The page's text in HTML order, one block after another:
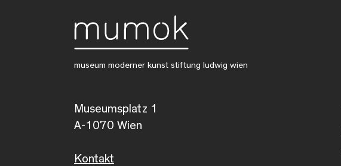
museum moderner kunst stiftung ludwig wien
Museumsplatz 1
A-1070 Wien
Kontakt